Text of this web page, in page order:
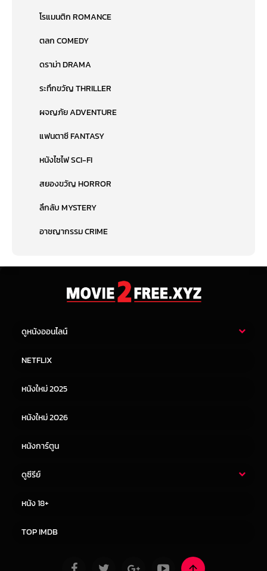
โรแมนติก ROMANCE
ตลก COMEDY
ดราม่า DRAMA
ระทึกขวัญ THRILLER
ผจญภัย ADVENTURE
แฟนตาซี FANTASY
หนังไซไฟ SCI-FI
สยองขวัญ HORROR
ลึกลับ MYSTERY
อาชญากรรม CRIME
ดูหนังออนไลน์
หนังจีน
NETFLIX
หนังใหม่ 2025
หนังใหม่ 2026
หนังการ์ตูน
ดูซีรีย์
หนัง 18+
TOP IMDB